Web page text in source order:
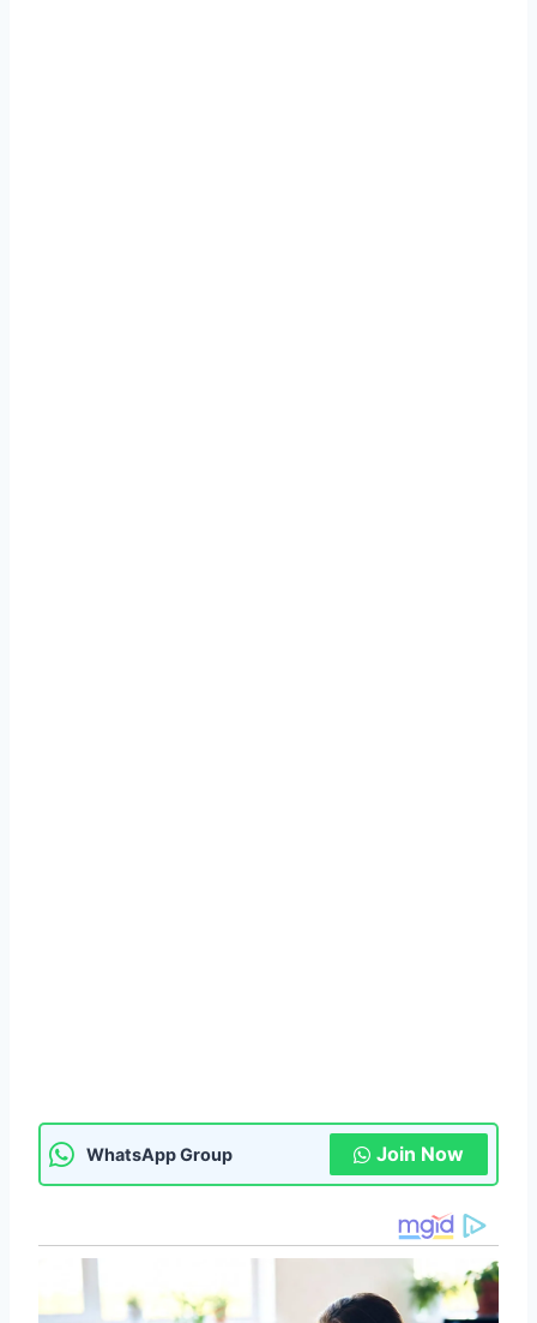
WhatsApp Group Join Now